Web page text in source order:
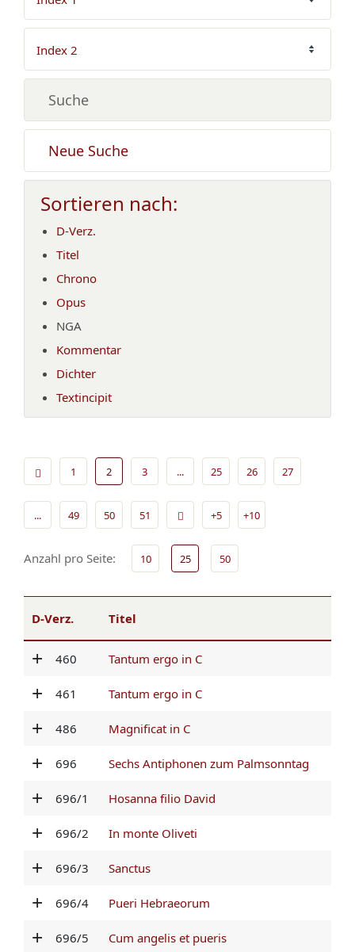
Neue Suche
Sortieren nach:
D-Verz.
Titel
Chrono
Opus
NGA
Kommentar
Dichter
Textincipit
1 2 3 ... 25 26 27
... 49 50 51 +5 +10
Anzahl pro Seite: 10 25 50
D-Verz. Titel
460 Tantum ergo in C
461 Tantum ergo in C
486 Magnificat in C
696 Sechs Antiphonen zum Palmsonntag
696/1 Hosanna filio David
696/2 In monte Oliveti
696/3 Sanctus
696/4 Pueri Hebraeorum
696/5 Cum angelis et pueris